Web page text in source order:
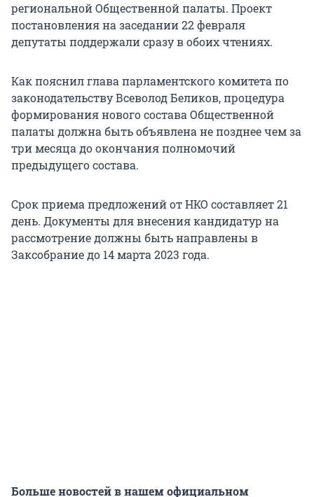
региональной Общественной палаты. Проект
постановления на заседании 22 февраля
депутаты поддержали сразу в обоих чтениях.
Как пояснил глава парламентского комитета по
законодательству Всеволод Беликов, процедура
формирования нового состава Общественной
палаты должна быть объявлена не позднее чем за
три месяца до окончания полномочий
предыдущего состава.
Срок приема предложений от НКО составляет 21
день. Документы для внесения кандидатур на
рассмотрение должны быть направлены в
Заксобрание до 14 марта 2023 года.
Больше новостей в нашем официальном